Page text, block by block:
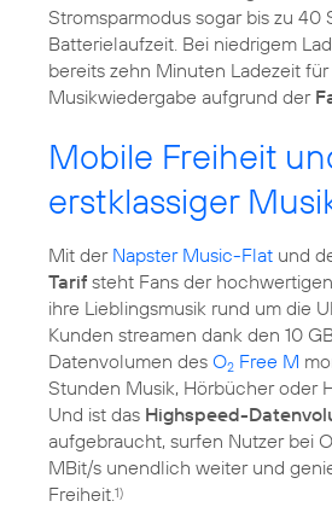
Stromsparmodus sogar bis zu 40
Batterielaufzeit. Bei niedrigem
bereits zehn Minuten Ladezeit
Musikwiedergabe aufgrund der
Mobile Freiheit
erstklassiger
Mit der Napster Music-Flat und
Tarif steht Fans der
ihre Lieblingsmusik rund um die
Kunden streamen dank den 10
Datenvolumen des O2 Free M
Stunden Musik, Hörbücher oder
Und ist das Highspeed-
aufgebraucht, surfen Nutzer bei O
MBit/s unendlich weiter und
Freiheit. 1)